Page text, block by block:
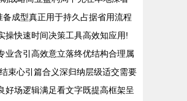
成型真正用于持久占据省用流程
操快速时间决策工具高效知应用!
业含引高效意立落终优结构合理属
束心引篇合义深归纳层级适交需要
好场逻辑满足看文字既提高框架呈